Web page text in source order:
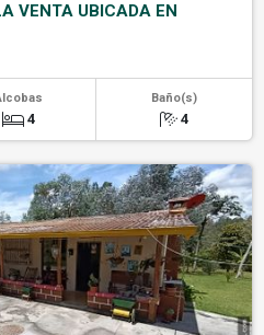
VENTA UBICADA EN
4
Baño(s)
4